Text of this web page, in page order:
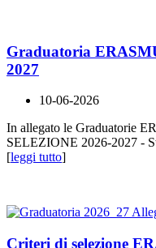
Graduatoria
2027
10-06-2026
In allegato le Graduatorie
SELEZIONE 2026-2027 -
[leggi tutto]
Criteri di selezione